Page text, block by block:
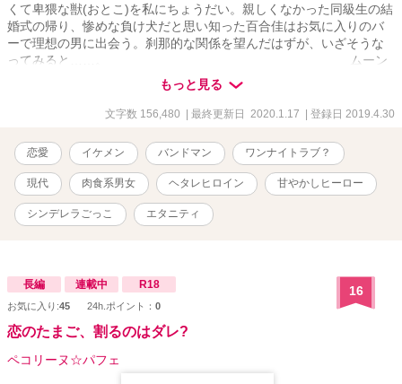
くて卑猥な獣(おとこ)を私にちょうだい。親しくなかった同級生の結
婚式の帰り、惨めな負け犬だと思い知った百合佳はお気に入りのバ
ーで理想の男に出会う。刹那的な関係を望んだはずが、いざそうな
ってみると……。 ムーン
ライトノベルズのほうにのせていました。元々は10年くらい前に書
もっと見る
文字数 156,480 | 最終更新日 2020.1.17 | 登録日 2019.4.30
恋愛 イケメン バンドマン ワンナイトラブ？
現代 肉食系男女 ヘタレヒロイン 甘やかしヒーロー
シンデレラごっこ エタニティ
長編 連載中 R18
お気に入り:45 24h.ポイント： 0
16
恋のたまご、割るのはダレ?
ペコリーヌ☆パフェ